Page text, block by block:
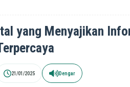
yang Menyajikan
21/01/2025 Dengar